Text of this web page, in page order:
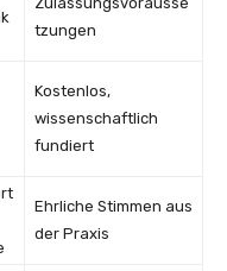
tzungen
Kostenlos,
wissenschaftlich
fundiert
Ehrliche Stimmen aus
der Praxis